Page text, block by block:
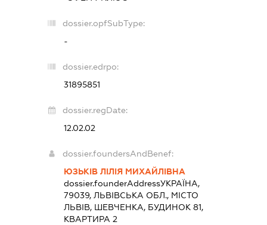
dossier.opfSubType:
-
dossier.edrpo:
31895851
dossier.regDate:
12.02.02
dossier.foundersAndBenef:
ЮЗЬКІВ ЛІЛІЯ МИХАЙЛІВНА
dossier.founderAddressУКРАЇНА,
79039, ЛЬВІВСЬКА ОБЛ., МІСТО
ЛЬВІВ, ШЕВЧЕНКА, БУДИНОК 81,
КВАРТИРА 2